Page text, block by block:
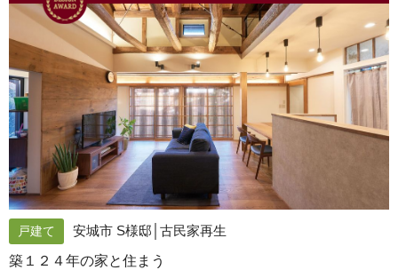
戸建て
安城市 S様邸│古民家再生
築１２４年の家と住まう